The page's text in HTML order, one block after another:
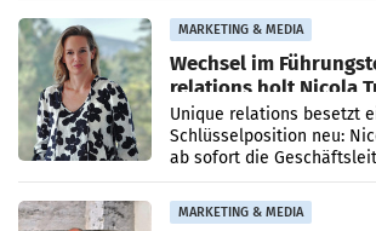
MARKETING & MEDIA
Wechsel im
relations holt Nicola
Geschäftsleitung
Unique relations besetzt
Schlüsselposition neu:
ab sofort die
PR-Agentur an der Seite
Anna Kalina-Mahr.
MARKETING & MEDIA